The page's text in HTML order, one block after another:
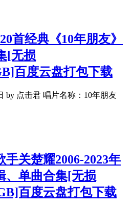
首经典《10年朋友》
[无损
百度云盘打包下载
by 点击君 唱片名称：10年朋友
关楚耀2006-2023年
、单曲合集[无损
百度云盘打包下载